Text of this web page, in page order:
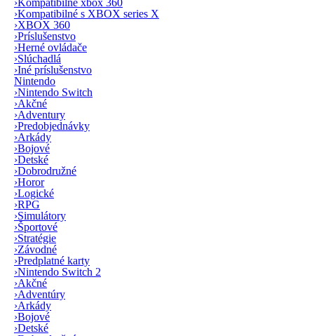
›Kompatibilné xbox 360
›Kompatibilné s XBOX series X
›XBOX 360
›Príslušenstvo
›Herné ovládače
›Slúchadlá
›Iné príslušenstvo
Nintendo
›Nintendo Switch
›Akčné
›Adventury
›Predobjednávky
›Arkády
›Bojové
›Detské
›Dobrodružné
›Horor
›Logické
›RPG
›Simulátory
›Športové
›Stratégie
›Závodné
›Predplatné karty
›Nintendo Switch 2
›Akčné
›Adventúry
›Arkády
›Bojové
›Detské